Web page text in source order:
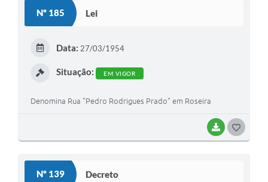
Nº 185 Lei
BAIXAR
Data: 27/03/1954
Situação: EM VIGOR
Denomina Rua "Pedro Rodrigues Prado" em Roseira
Nº 139 Decreto